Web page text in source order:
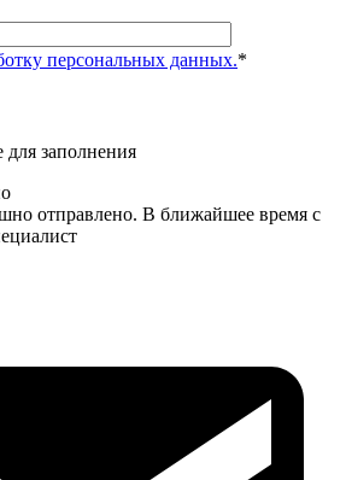
персональных данных.*
для заполнения
отправлено. В ближайшее время с